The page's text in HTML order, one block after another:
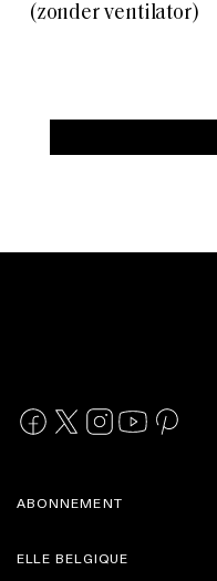
(zonder ventilator)
ABONNEMENT
ELLE BELGIQUE